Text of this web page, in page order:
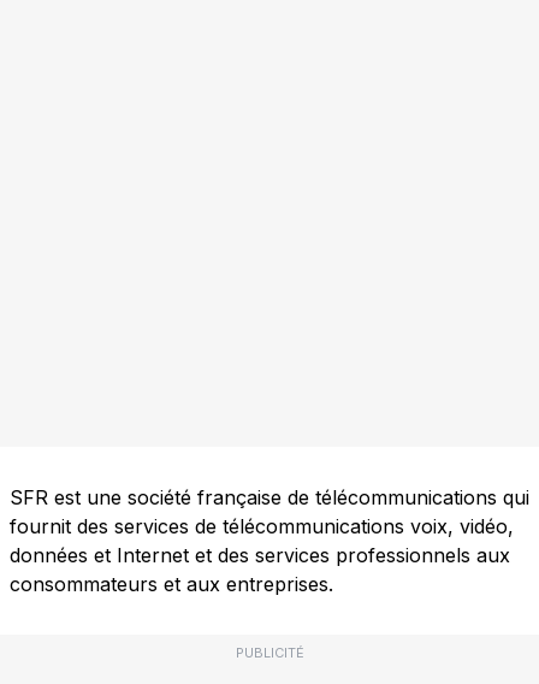
SFR est une société française de télécommunications qui
fournit des services de télécommunications voix, vidéo,
données et Internet et des services professionnels aux
consommateurs et aux entreprises.
PUBLICITÉ